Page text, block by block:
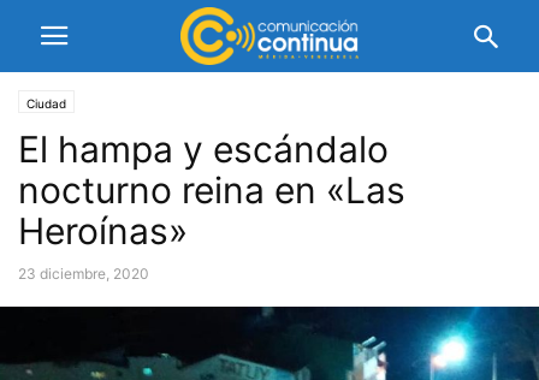
Ciudad
El hampa y escándalo
nocturno reina en «Las
Heroínas»
23 diciembre, 2020